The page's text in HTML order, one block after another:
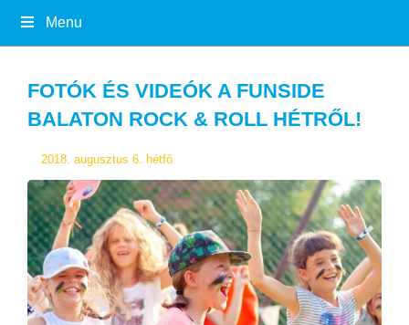
Menu
FOTÓK ÉS VIDEÓK A FUNSIDE
BALATON ROCK & ROLL HÉTRŐL!
2018. augusztus 6. hétfő